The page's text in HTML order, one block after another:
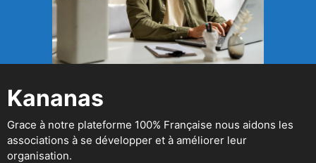
Kananas
Grace à notre plateforme 100% Française nous aidons les
associations à se développer et à améliorer leur
organisation.